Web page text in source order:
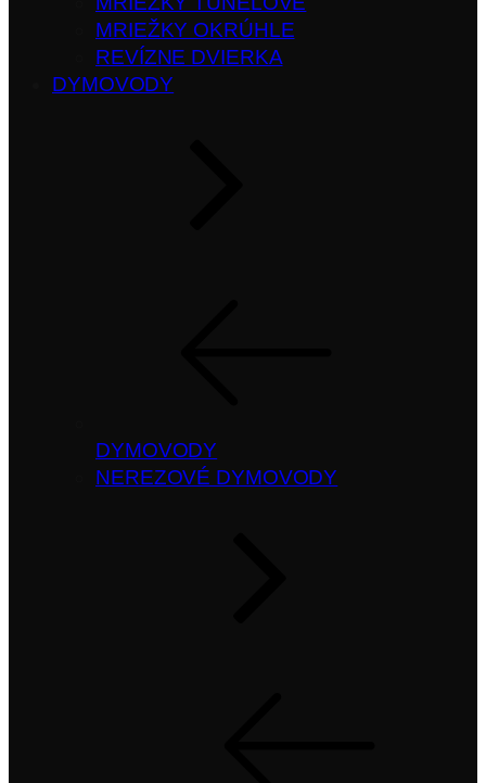
MRIEŽKY OKRÚHLE
REVÍZNE DVIERKA
DYMOVODY
DYMOVODY
NEREZOVÉ DYMOVODY